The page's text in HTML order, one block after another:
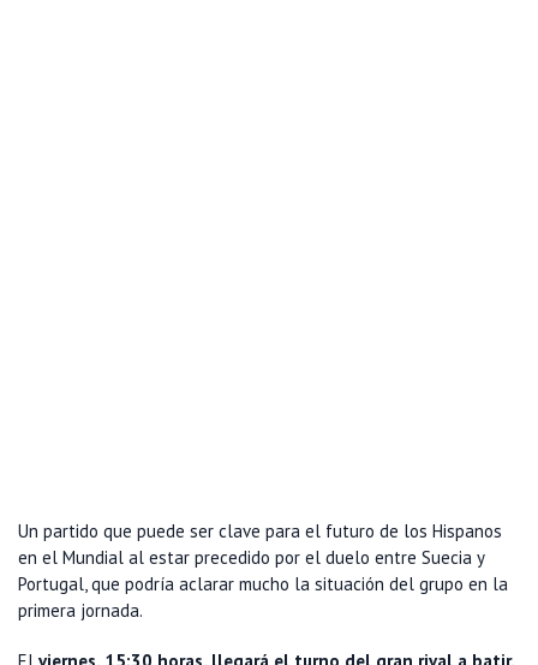
Un partido que puede ser clave para el futuro de los Hispanos
en el Mundial al estar precedido por el duelo entre Suecia y
Portugal, que podría aclarar mucho la situación del grupo en la
primera jornada.